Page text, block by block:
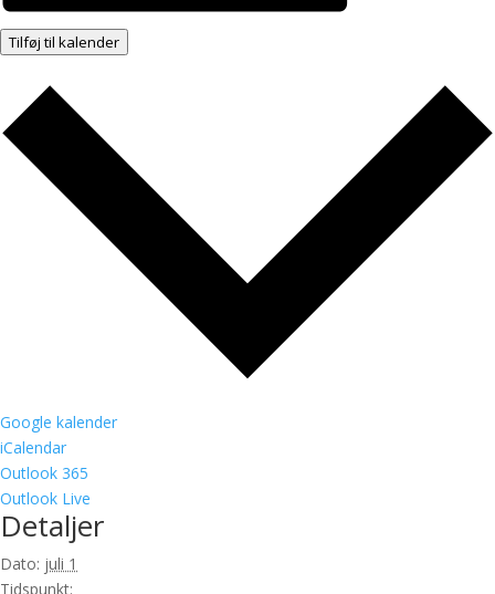
Tilføj til kalender
Google kalender
iCalendar
Outlook 365
Outlook Live
Detaljer
Dato: juli 1
Tidspunkt: